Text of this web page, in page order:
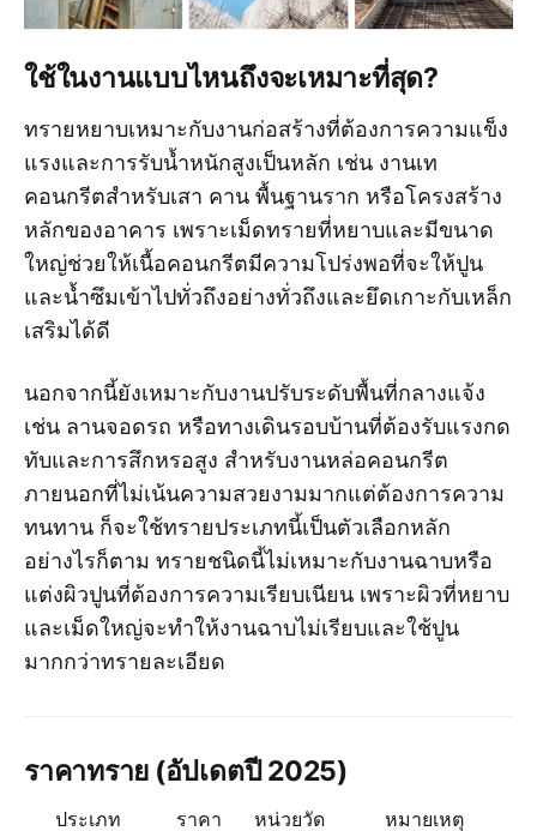
ใช้ในงานแบบไหนถึงจะเหมาะที่สุด?
ทรายหยาบเหมาะกับงานก่อสร้างที่ต้องการความแข็ง
แรงและการรับน้ำหนักสูงเป็นหลัก เช่น งานเท
คอนกรีตสำหรับเสา คาน พื้นฐานราก หรือโครงสร้าง
หลักของอาคาร เพราะเม็ดทรายที่หยาบและมีขนาด
ใหญ่ช่วยให้เนื้อคอนกรีตมีความโปร่งพอที่จะให้ปูน
และน้ำซึมเข้าไปทั่วถึงอย่างทั่วถึงและยึดเกาะกับเหล็ก
เสริมได้ดี
นอกจากนี้ยังเหมาะกับงานปรับระดับพื้นที่กลางแจ้ง
เช่น ลานจอดรถ หรือทางเดินรอบบ้านที่ต้องรับแรงกด
ทับและการสึกหรอสูง สำหรับงานหล่อคอนกรีต
ภายนอกที่ไม่เน้นความสวยงามมากแต่ต้องการความ
ทนทาน ก็จะใช้ทรายประเภทนี้เป็นตัวเลือกหลัก
อย่างไรก็ตาม ทรายชนิดนี้ไม่เหมาะกับงานฉาบหรือ
แต่งผิวปูนที่ต้องการความเรียบเนียน เพราะผิวที่หยาบ
และเม็ดใหญ่จะทำให้งานฉาบไม่เรียบและใช้ปูน
มากกว่าทรายละเอียด
ราคาทราย (อัปเดตปี 2025)
ประเภท ราคา หน่วยวัด หมายเหตุ